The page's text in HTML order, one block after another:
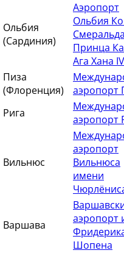
Ольбия
(Сардиния)
Аэропорт
Ольбия
Принца
Ага Хана IV
Пиза
(Флоренция)
аэропорт
Рига
аэропорт
Вильнюс
аэропорт
Вильнюса
имени
Варшава
аэропорт
Шопена